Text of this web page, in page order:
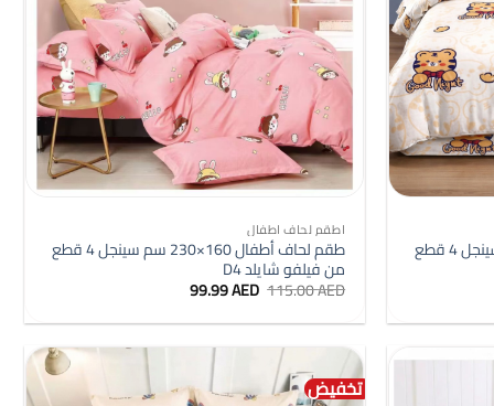
+
طقم لحاف أطفال 160×230 سم سينجل 4 قطع
+
اطقم لحاف اطفال
طقم لحاف أطفال 160×230 سم سينجل 4 قطع
من فيلفو شايلد D4
115.00AED السعر
الأصلي
هو:
99.99AED السعر
هو:
تخفيض